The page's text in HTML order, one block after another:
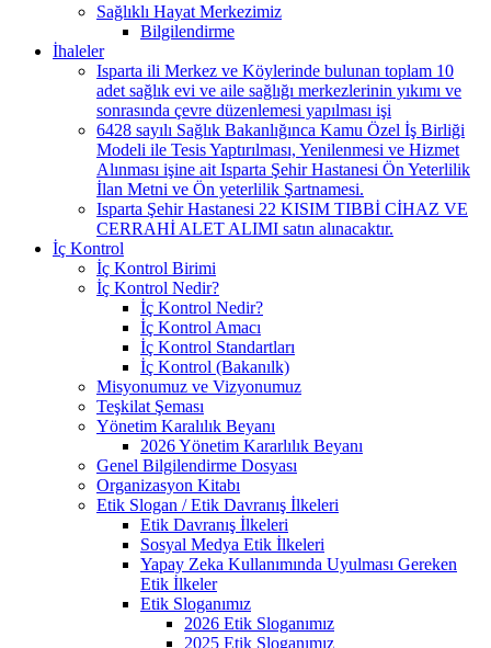
Sağlıklı Hayat Merkezimiz
Bilgilendirme
İhaleler
Isparta ili Merkez ve Köylerinde bulunan toplam 10
adet sağlık evi ve aile sağlığı merkezlerinin yıkımı ve
sonrasında çevre düzenlemesi yapılması işi
6428 sayılı Sağlık Bakanlığınca Kamu Özel İş Birliği
Modeli ile Tesis Yaptırılması, Yenilenmesi ve Hizmet
Alınması işine ait Isparta Şehir Hastanesi Ön Yeterlilik
İlan Metni ve Ön yeterlilik Şartnamesi.
Isparta Şehir Hastanesi 22 KISIM TIBBİ CİHAZ VE
CERRAHİ ALET ALIMI satın alınacaktır.
İç Kontrol
İç Kontrol Birimi
İç Kontrol Nedir?
İç Kontrol Nedir?
İç Kontrol Amacı
İç Kontrol Standartları
İç Kontrol (Bakanılk)
Misyonumuz ve Vizyonumuz
Teşkilat Şeması
Yönetim Karalılık Beyanı
2026 Yönetim Kararlılık Beyanı
Genel Bilgilendirme Dosyası
Organizasyon Kitabı
Etik Slogan / Etik Davranış İlkeleri
Etik Davranış İlkeleri
Sosyal Medya Etik İlkeleri
Yapay Zeka Kullanımında Uyulması Gereken
Etik İlkeler
Etik Sloganımız
2026 Etik Sloganımız
2025 Etik Sloganımız